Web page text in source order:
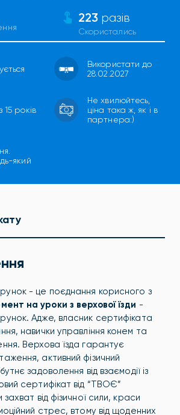
223разів
Скористались
Використати до
28.02.2027
15 років
Не хвилюйтесь,
ціна така ж, як і в
партнера:)
який
- це поєднання корисного з
на уроки з верхової їзди -
Адже, власник сертифіката
навички управління конем та
Верхова їзда гарантує
активний фізичний
задоволення від взаємодії із
сертифікат від “ТВОЄ”
захват від фізичної сили, краси
стрес, втому від щоденних